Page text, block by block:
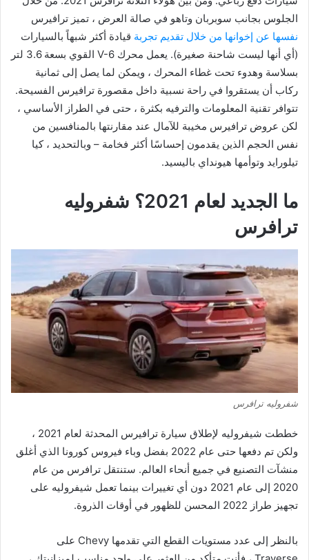
الجلوس بجانب سوبربان وتاهو في صالة العرض ، تميز ترافيرس
نفسها عن إخوانها من خلال تقديم تجربة قيادة أكثر شبهاً بالسيارات
(أي أنها ليست شاحنة صغيرة). يعمل محرك V-6 القوي بسعة 3.6 لتر
بسلاسة وهدوء تحت غطاء المحرك ، ويمكن لما يصل إلى ثمانية
ركاب أن يستقروا في راحة نسبية داخل مقصورة ترافيرس الفسيحة.
تتوافر تقنية المعلومات والترفيه بكثرة ، حتى في الطراز الأساسي ،
لكن عروض ترافيرس مخيبة للآمال عند مقارنتها بالمنافسين من
نفس الحجم الذين يقدمون إحساسًا أكثر فخامة – وبالتحديد ، كيا
تيلورايد وتوأمها هيونداي باليسيد.
ما الجديد لعام 2021؟ شفروليه
ترافرس
شفروليه ترافرس
خططت شيفروليه لإطلاق سيارة ترافيرس المحدثة لعام 2021 ،
ولكن تم دفعها حتى عام 2022 بفضل وباء فيروس كورونا الذي أغلق
منشآت التصنيع في جميع أنحاء العالم. ستنتقل ترافرس من عام
2020 إلى عام 2021 دون أي تغييرات بينما تعمل شيفروليه على
تجهيز طراز 2022 المحسن للظهور في أوقات الذروة.
بالنظر إلى عدد مستويات القطع التي تقدمها Chevy على